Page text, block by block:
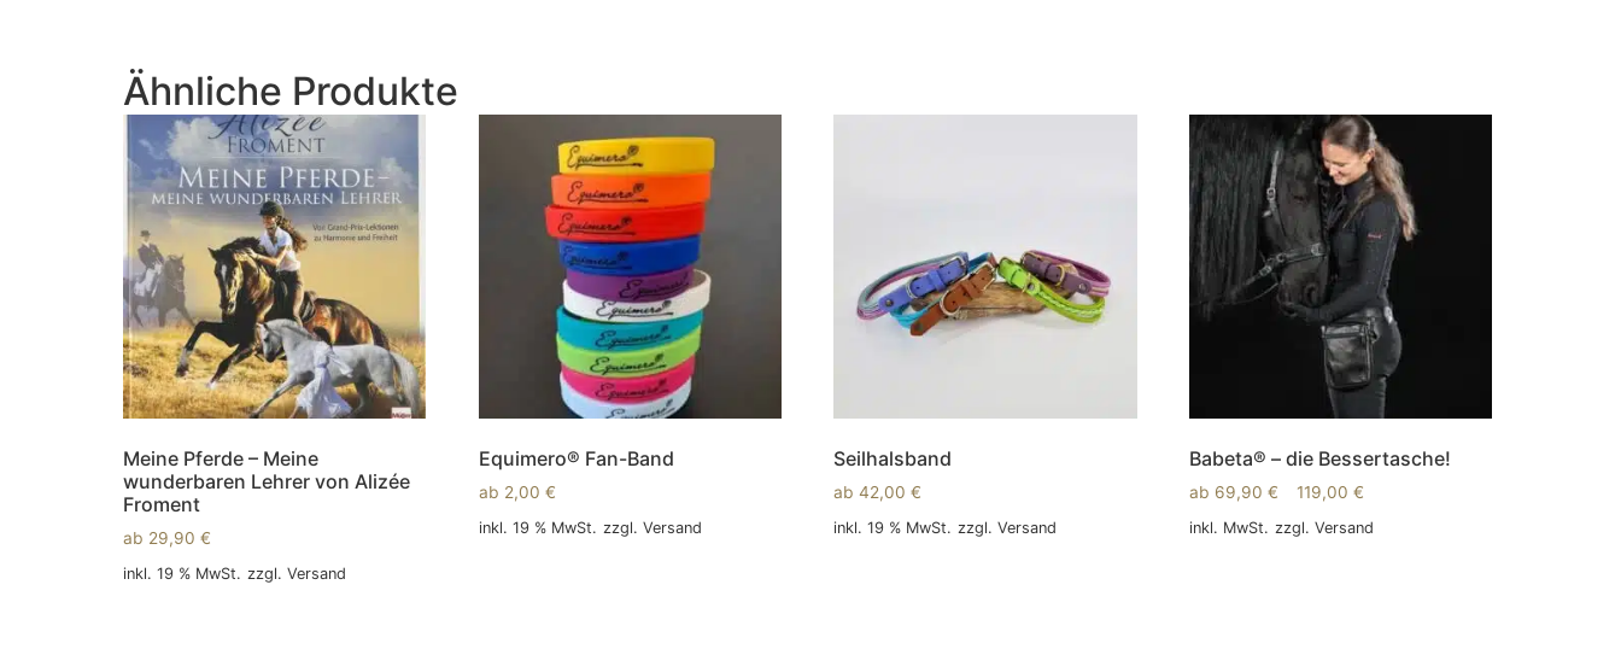
Ähnliche Produkte
Meine Pferde – Meine
wunderbaren Lehrer von Alizée
Froment
ab 29,90 €
inkl. 19 % MwSt. zzgl. Versand
Equimero® Fan-Band
ab 2,00 €
inkl. 19 % MwSt. zzgl. Versand
Seilhalsband
ab42,00€
inkl. 19 % MwSt. zzgl.Versand
Babeta® – die Bessertasche!
ab 69,90€ –119,00€
inkl. MwSt. zzgl.Versand